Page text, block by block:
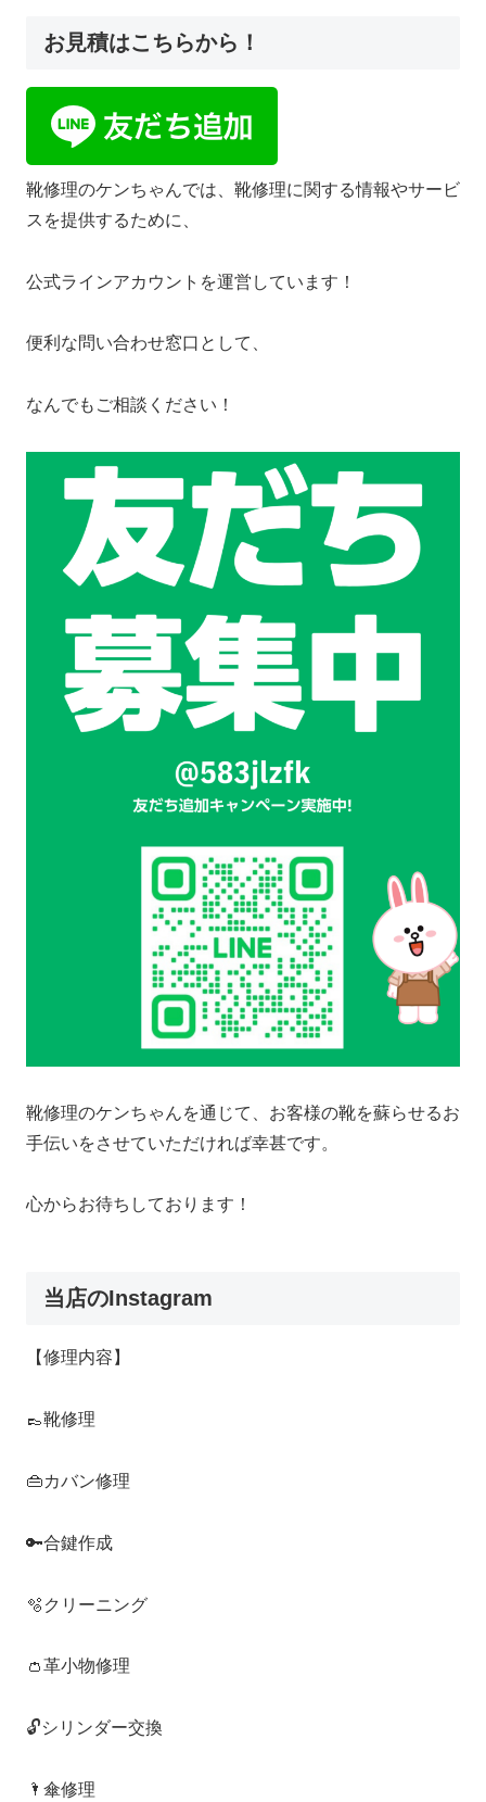
お見積はこちらから！
靴修理のケンちゃんでは、靴修理に関する情報やサービ
スを提供するために、
公式ラインアカウントを運営しています！
便利な問い合わせ窓口として、
なんでもご相談ください！
靴修理のケンちゃんを通じて、お客様の靴を蘇らせるお
手伝いをさせていただければ幸甚です。
心からお待ちしております！
当店のInstagram
【修理内容】
👞靴修理
👜カバン修理
🔑合鍵作成
🫧クリーニング
👛革小物修理
🔓シリンダー交換
🌂傘修理